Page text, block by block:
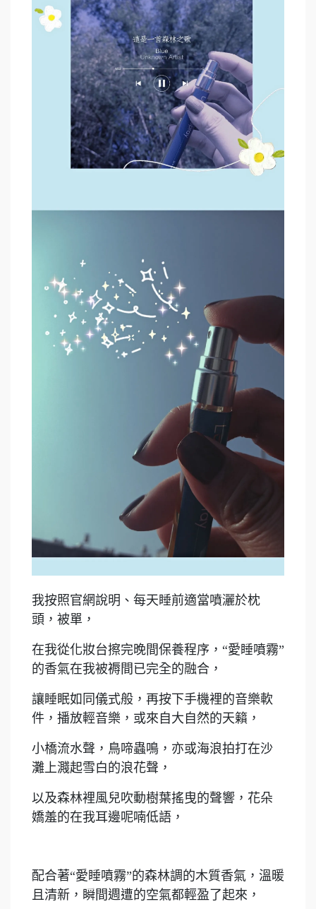
我按照官網說明、每天睡前適當噴灑於枕
頭，被單，
在我從化妝台擦完晚間保養程序，“愛睡噴霧”
的香氣在我被褥間已完全的融合，
讓睡眠如同儀式般，再按下手機裡的音樂軟
件，播放輕音樂，或來自大自然的天籟，
小橋流水聲，鳥啼蟲鳴，亦或海浪拍打在沙
灘上濺起雪白的浪花聲，
以及森林裡風兒吹動樹葉搖曳的聲響，花朵
嬌羞的在我耳邊呢喃低語，
配合著“愛睡噴霧”的森林調的木質香氣，溫暖
且清新，瞬間週遭的空氣都輕盈了起來，